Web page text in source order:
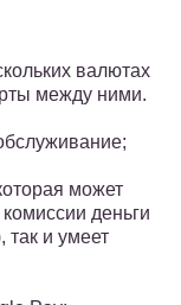
валютах
между ними.
может
деньги
так и умеет